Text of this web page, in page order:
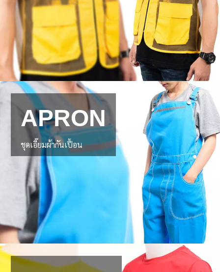
APRON
ชุดเอี๊ยมผ้ากันเปื้อน